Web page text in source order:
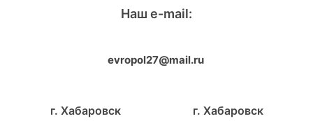
Наш e-mail:
evropol27@mail.ru
г. Хабаровск г. Хабаровск